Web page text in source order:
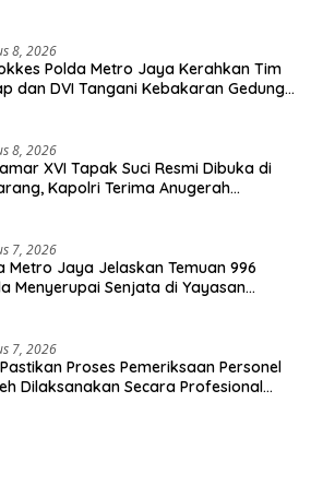
8, 2026
Polda Metro Jaya Kerahkan Tim
dan DVI Tangani Kebakaran Gedung
8, 2026
XVI Tapak Suci Resmi Dibuka di
Kapolri Terima Anugerah
7, 2026
Metro Jaya Jelaskan Temuan 996
Menyerupai Senjata di Yayasan
7, 2026
Proses Pemeriksaan Personel
Dilaksanakan Secara Profesional